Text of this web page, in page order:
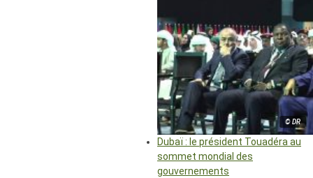
© DR
Dubaï : le président Touadéra au
sommet mondial des
gouvernements